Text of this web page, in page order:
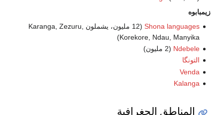
زيمبابوه
Shona languages
(12 مليون، يشملون Karanga, Zezuru,
Korekore, Ndau, Manyika)
Ndebele (2 مليون)
التونگا
Venda
Kalanga
المناطق الجغرافية